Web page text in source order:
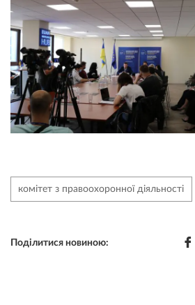
комітет з правоохоронної діяльності
Поділитися новиною: